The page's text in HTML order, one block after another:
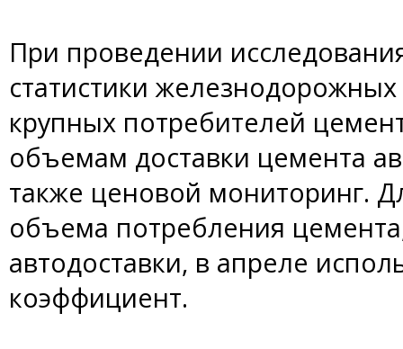
При проведении
статистики
крупных потребителей
объемам доставки цемента
также ценовой мониторинг.
объема потребления
автодоставки, в апреле
коэффициент.